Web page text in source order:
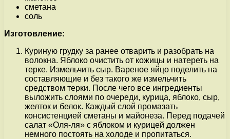
сметана
соль
Изготовление:
Куриную грудку за ранее отварить и разобрать на
волокна. Яблоко очистить от кожицы и натереть на
терке. Измельчить сыр. Вареное яйцо поделить на
составляющие и без такого же измельчить
средством терки. После чего все ингредиенты
выложить слоями по очереди, курица, яблоко, сыр,
желток и белок. Каждый слой промазать
консистенцией сметаны и майонеза. Перед подачей
салат «Оля-ля» с яблоком и курицей должен
немного постоять на холоде и пропитаться.